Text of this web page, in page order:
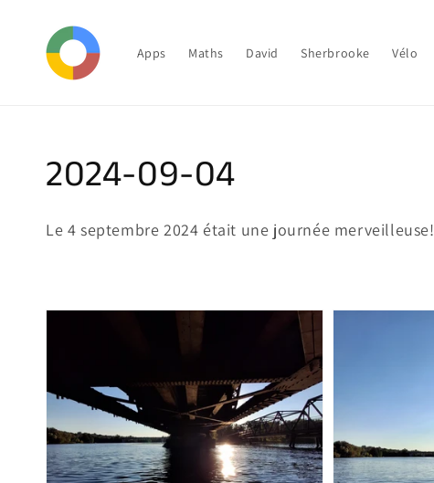
al contenido
Apps Maths David Sherbrooke Vélo
Colección:
2024-09-04
Le 4 septembre 2024 était une journée merveilleuse!